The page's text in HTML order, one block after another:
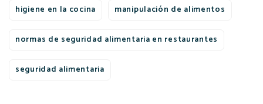
higiene en la cocina manipulación de alimentos
normas de seguridad alimentaria en restaurantes
seguridad alimentaria